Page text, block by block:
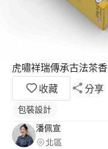
虎嘯祥瑞傳承古法茶香
收藏
分享
包裝設計
潘佩宣
北區